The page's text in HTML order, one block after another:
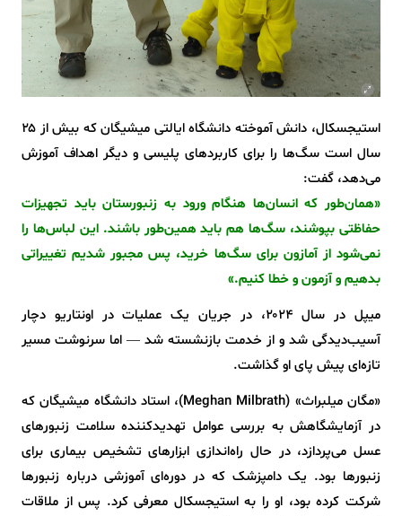
استیجسکال، دانش آموخته دانشگاه ایالتی میشیگان که بیش از ۲۵
سال است سگ‌ها را برای کاربردهای پلیسی و دیگر اهداف آموزش
می‌دهد، گفت:
«همان‌طور که انسان‌ها هنگام ورود به زنبورستان باید تجهیزات
حفاظتی بپوشند، سگ‌ها هم باید همین‌طور باشند. این لباس‌ها را
نمی‌شود از آمازون برای سگ‌ها خرید، پس مجبور شدیم تغییراتی
بدهیم و آزمون و خطا کنیم.»
میپل در سال ۲۰۲۴، در جریان یک عملیات در اونتاریو دچار
آسیب‌دیدگی شد و از خدمت بازنشسته شد — اما سرنوشت مسیر
تازه‌ای پیش پای او گذاشت.
«مگان میلبراث» (Meghan Milbrath)، استاد دانشگاه میشیگان که
در آزمایشگاهش به بررسی عوامل تهدیدکننده‌ سلامت زنبورهای
عسل می‌پردازد، در حال راه‌اندازی ابزارهای تشخیص بیماری برای
زنبورها بود. یک دامپزشک که در دوره‌ای آموزشی درباره زنبورها
شرکت کرده بود، او را به استیجسکال معرفی کرد. پس از ملاقات